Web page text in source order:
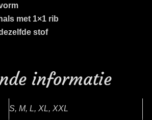
met 1×1 rib
stof
informatie
S, M, L, XL, XXL